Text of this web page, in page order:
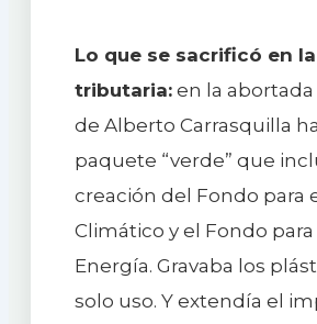
Lo que se sacrificó en
tributaria:en la
de Alberto Carrasquilla
paquete “verde” que
creación del Fondo para
Climático y el Fondo para
Energía. Gravaba los
solo uso. Y extendía el